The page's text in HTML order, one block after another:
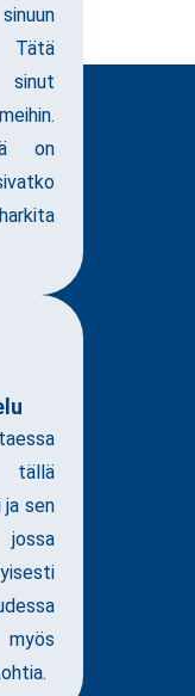
Tätä
on
tällä
sen
jossa
myös